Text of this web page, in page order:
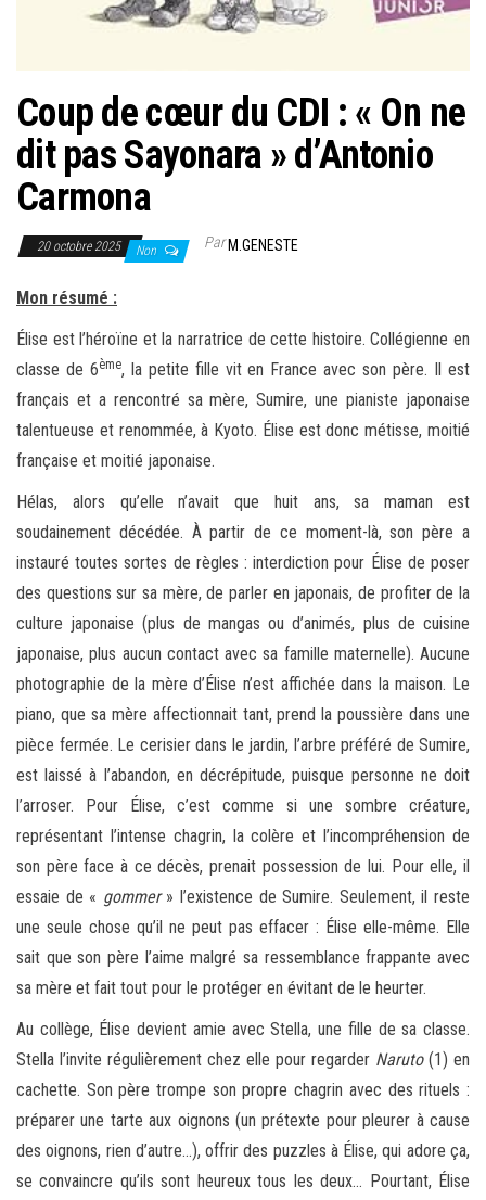
Coup de cœur du CDI : « On ne
dit pas Sayonara » d’Antonio
Carmona
20 octobre 2025 Non ParM.GENESTE
Mon résumé :
Élise est l’héroïne et la narratrice de cette histoire. Collégienne en
classe de 6ème, la petite fille vit en France avec son père. Il est
français et a rencontré sa mère, Sumire, une pianiste japonaise
talentueuse et renommée, à Kyoto. Élise est donc métisse, moitié
française et moitié japonaise.
Hélas, alors qu’elle n’avait que huit ans, sa maman est
soudainement décédée. À partir de ce moment-là, son père a
instauré toutes sortes de règles : interdiction pour Élise de poser
des questions sur sa mère, de parler en japonais, de profiter de la
culture japonaise (plus de mangas ou d’animés, plus de cuisine
japonaise, plus aucun contact avec sa famille maternelle). Aucune
photographie de la mère d’Élise n’est affichée dans la maison. Le
piano, que sa mère affectionnait tant, prend la poussière dans une
pièce fermée. Le cerisier dans le jardin, l’arbre préféré de Sumire,
est laissé à l’abandon, en décrépitude, puisque personne ne doit
l’arroser. Pour Élise, c’est comme si une sombre créature,
représentant l’intense chagrin, la colère et l’incompréhension de
son père face à ce décès, prenait possession de lui. Pour elle, il
essaie de « gommer» l’existence de Sumire. Seulement, il reste
une seule chose qu’il ne peut pas effacer : Élise elle-même. Elle
sait que son père l’aime malgré sa ressemblance frappante avec
sa mère et fait tout pour le protéger en évitant de le heurter.
Au collège, Élise devient amie avec Stella, une fille de sa classe.
Stella l’invite régulièrement chez elle pour regarder Naruto(1) en
cachette. Son père trompe son propre chagrin avec des rituels :
préparer une tarte aux oignons (un prétexte pour pleurer à cause
des oignons, rien d’autre…), offrir des puzzles à Élise, qui adore ça,
se convaincre qu’ils sont heureux tous les deux… Pourtant, Élise